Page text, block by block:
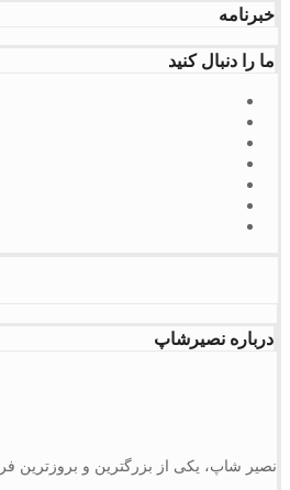
خبرنامه
ما را دنبال کنید
درباره نصیرشاپ
نصیر شاپ، یکی از بزرگترین و بروزترین